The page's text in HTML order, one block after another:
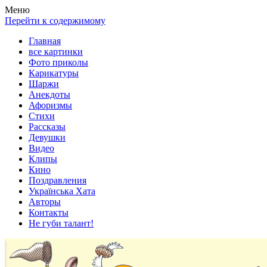
Весела хата — прикольные картинки, смешные истории, клипы!
Покажем всем ваши фото приколы, карикатуры, шаржи, стихи,
Меню
Перейти к содержимому
Главная
все картинки
Фото приколы
Карикатуры
Шаржи
Анекдоты
Афоризмы
Стихи
Рассказы
Девушки
Видео
Клипы
Кино
Поздравления
Українська Хата
Авторы
Контакты
Не губи талант!